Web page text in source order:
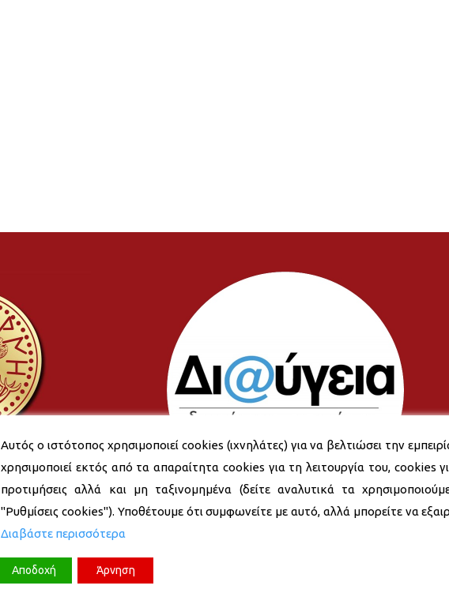
Αυτός ο ιστότοπος χρησιμοποιεί cookies (ιχνηλάτες) για να βελτιώσει την
χρησιμοποιεί εκτός από τα απαραίτητα cookies για τη λειτουργία του, cookies
προτιμήσεις αλλά και μη ταξινομημένα (δείτε αναλυτικά τα
"Ρυθμίσεις cookies"). Υποθέτουμε ότι συμφωνείτε με αυτό, αλλά μπορείτε να
Διαβάστε περισσότερα
Αποδοχή Άρνηση